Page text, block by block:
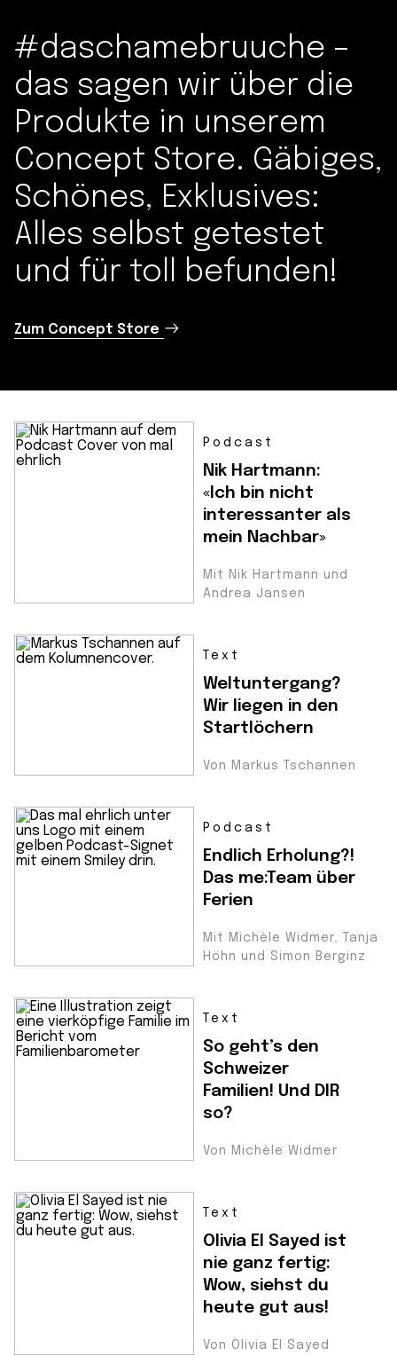
#daschamebruuche –
das sagen wir über die
Produkte in unserem
Concept Store. Gäbiges,
Schönes, Exklusives:
Alles selbst getestet
und für toll befunden!
Zum Concept Store
Podcast
Nik Hartmann:
«Ich bin nicht
interessanter als
mein Nachbar»
Mit Nik Hartmann und
Andrea Jansen
Text
Weltuntergang?
Wir liegen in den
Startlöchern
Von Markus Tschannen
Podcast
Endlich Erholung?!
Das me:Team über
Ferien
Mit Michèle Widmer, Tanja
Höhn und Simon Berginz
Text
So geht’s den
Schweizer
Familien! Und DIR
so?
Von Michèle Widmer
Text
Olivia El Sayed ist
nie ganz fertig:
Wow, siehst du
heute gut aus!
Von Olivia El Sayed